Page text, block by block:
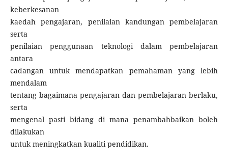
keberkesanan
kaedah pengajaran, penilaian kandungan pembelajaran
serta
penilaian penggunaan teknologi dalam pembelajaran
antara
cadangan untuk mendapatkan pemahaman yang lebih
mendalam
tentang bagaimana pengajaran dan pembelajaran berlaku,
serta
mengenal pasti bidang di mana penambahbaikan boleh
dilakukan
untuk meningkatkan kualiti pendidikan.